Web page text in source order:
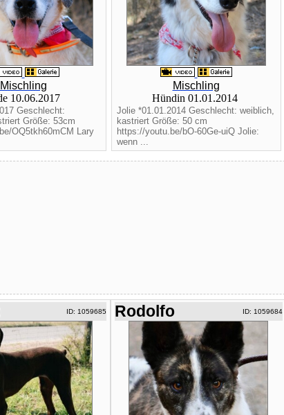
Mischling
10.06.2017
Geschlecht:
Größe: 53cm
OQ5tkh60mCM Lary
Mischling
Hündin 01.01.2014
Jolie *01.01.2014 Geschlecht: weiblich,
kastriert Größe: 50 cm
https://youtu.be/bO-60Ge-uiQ Jolie:
wenn ...
ID: 1059685 Rodolfo ID: 1059684